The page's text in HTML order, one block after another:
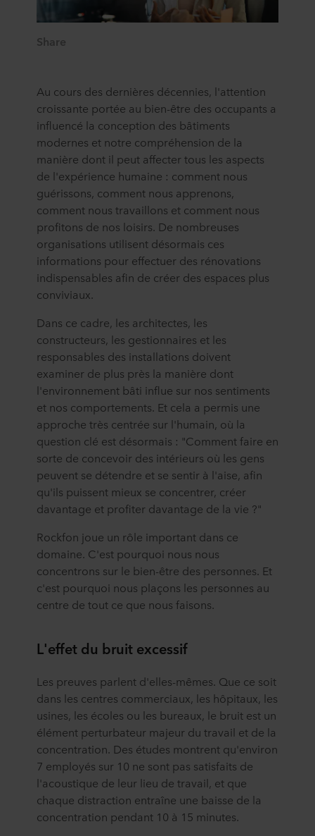
Share
Au cours des dernières décennies, l'attention
croissante portée au bien-être des occupants a
influencé la conception des bâtiments
modernes et notre compréhension de la
manière dont il peut affecter tous les aspects
de l'expérience humaine : comment nous
guérissons, comment nous apprenons,
comment nous travaillons et comment nous
profitons de nos loisirs. De nombreuses
organisations utilisent désormais ces
informations pour effectuer des rénovations
indispensables afin de créer des espaces plus
conviviaux.
Dans ce cadre, les architectes, les
constructeurs, les gestionnaires et les
responsables des installations doivent
examiner de plus près la manière dont
l'environnement bâti influe sur nos sentiments
et nos comportements. Et cela a permis une
approche très centrée sur l'humain, où la
question clé est désormais : "Comment faire en
sorte de concevoir des intérieurs où les gens
peuvent se détendre et se sentir à l'aise, afin
qu'ils puissent mieux se concentrer, créer
davantage et profiter davantage de la vie ?"
Rockfon joue un rôle important dans ce
domaine. C'est pourquoi nous nous
concentrons sur le bien-être des personnes. Et
c'est pourquoi nous plaçons les personnes au
centre de tout ce que nous faisons.
L'effet du bruit excessif
Les preuves parlent d'elles-mêmes. Que ce soit
dans les centres commerciaux, les hôpitaux, les
usines, les écoles ou les bureaux, le bruit est un
élément perturbateur majeur du travail et de la
concentration. Des études montrent qu'environ
7 employés sur 10 ne sont pas satisfaits de
l'acoustique de leur lieu de travail, et que
chaque distraction entraîne une baisse de la
concentration pendant 10 à 15 minutes.